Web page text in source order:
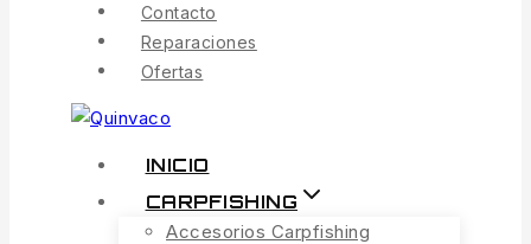
Contacto
Reparaciones
Ofertas
INICIO
CARPFISHING
Accesorios Carpfishing